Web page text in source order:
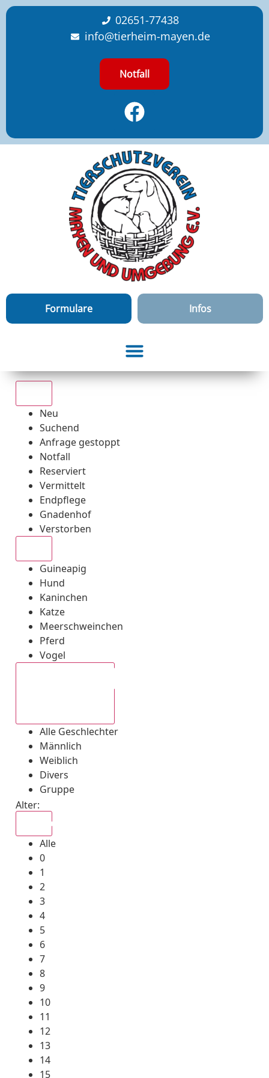
content
02651-77438
info@tierheim-mayen.de
Notfall
Formulare Infos
Neu
Suchend
Anfrage gestoppt
Notfall
Reserviert
Vermittelt
Endpflege
Gnadenhof
Verstorben
Guineapig
Hund
Kaninchen
Katze
Meerschweinchen
Pferd
Vogel
Alle Geschlechter
Männlich
Weiblich
Divers
Gruppe
Alter:
Alle
0
1
2
3
4
5
6
7
8
9
10
11
12
13
14
15